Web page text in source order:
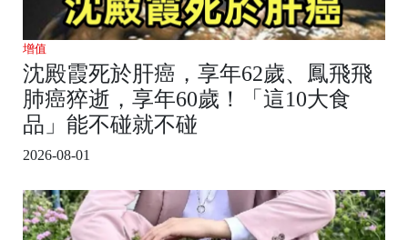
增值
沈殿霞死於肝癌，享年62歲、鳳飛飛
肺癌猝逝，享年60歲！「這10大食
品」能不碰就不碰
2026-08-01